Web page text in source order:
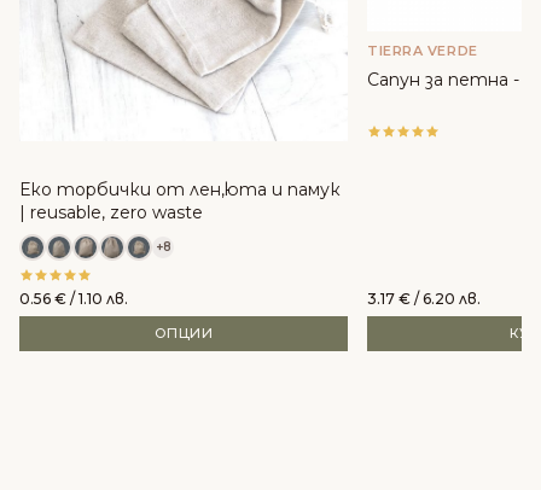
Еко торбички от лен,юта и памук
| reusable, zero waste
+8
0.56 € / 1.10 лв.
ОПЦИИ
TIERRA VERDE
Сапун за петна -
3.17 € / 6.20 лв.